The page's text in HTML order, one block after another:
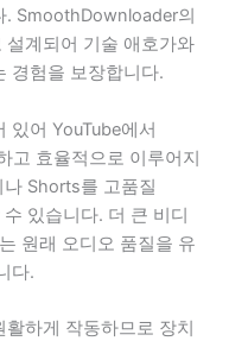
. SmoothDownloader의
계되어 기술 애호가와
경험을 보장합니다.
있어 YouTube에서
고 효율적으로 이루어지
Shorts를 고품질
있습니다. 더 큰 비디
원래 오디오 품질을 유
다.
하게 작동하므로 장치